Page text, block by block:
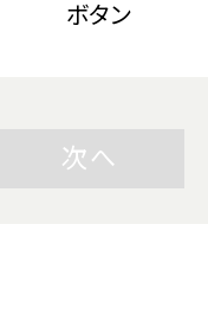
ボタン
次へ